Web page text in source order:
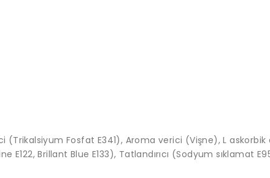
Fosfat E341), Aroma verici (Vişne), L askorbik
Brillant Blue E133), Tatlandırıcı (Sodyum sıklamat